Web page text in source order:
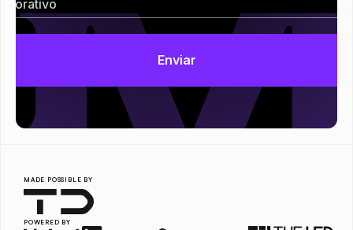
MADE POSSIBLE BY
POWERED BY